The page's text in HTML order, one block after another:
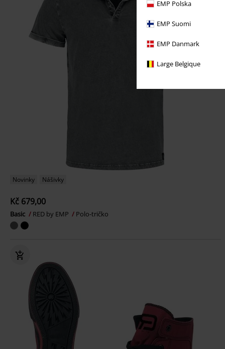
EMP Polska
EMP Suomi
EMP Danmark
Large Belgique
Novinky Nášivky
Kč 679,00
Basic RED by EMP Polo-tričko